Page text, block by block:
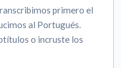
primero el
al Portugués.
o incruste los